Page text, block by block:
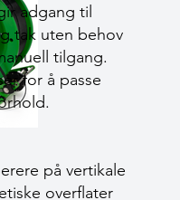
adgang til
tak uten behov
tilgang.
for å passe
på vertikale
overflater